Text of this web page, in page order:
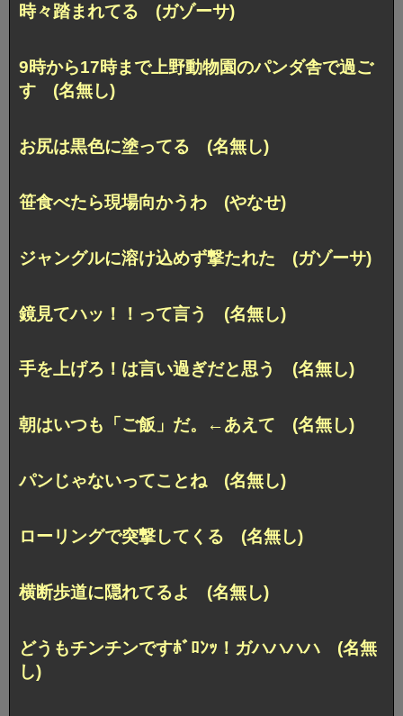
時々踏まれてる (ガゾーサ)
9時から17時まで上野動物園のパンダ舎で過ご
す (名無し)
お尻は黒色に塗ってる (名無し)
笹食べたら現場向かうわ (やなせ)
ジャングルに溶け込めず撃たれた (ガゾーサ)
鏡見てハッ！！って言う (名無し)
手を上げろ！は言い過ぎだと思う (名無し)
朝はいつも「ご飯」だ。←あえて (名無し)
パンじゃないってことね (名無し)
ローリングで突撃してくる (名無し)
横断歩道に隠れてるよ (名無し)
どうもチンチンですﾎﾞﾛﾝｯ！ガハハハハ (名無
し)